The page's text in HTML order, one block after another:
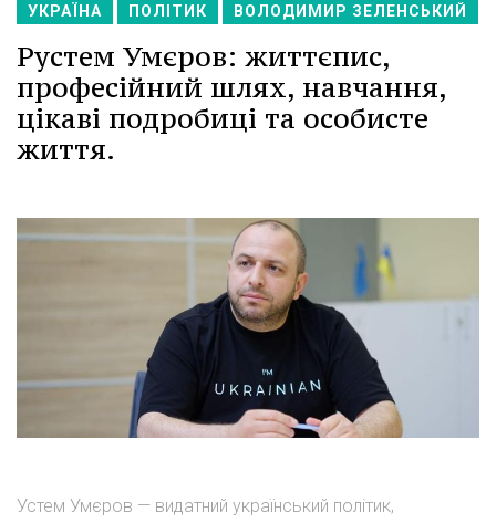
УКРАЇНА ПОЛІТИК ВОЛОДИМИР ЗЕЛЕНСЬКИЙ
Рустем Умєров: життєпис,
професійний шлях, навчання,
цікаві подробиці та особисте
життя.
Устем Умєров — видатний український політик,